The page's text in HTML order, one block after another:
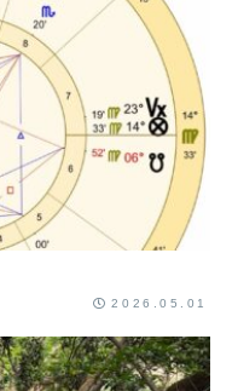
2026.05.01